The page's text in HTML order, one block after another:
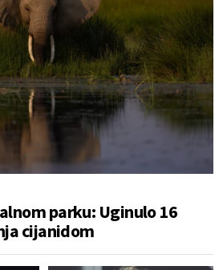
parku: Uginulo 16
cijanidom